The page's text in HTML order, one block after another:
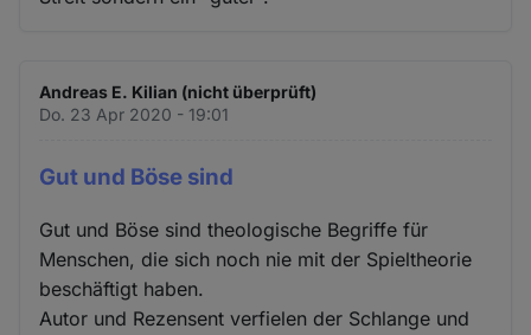
Andreas E. Kilian (nicht überprüft)
Do. 23 Apr 2020 - 19:01
Gut und Böse sind
Gut und Böse sind theologische Begriffe für
Menschen, die sich noch nie mit der Spieltheorie
beschäftigt haben.
Autor und Rezensent verfielen der Schlange und